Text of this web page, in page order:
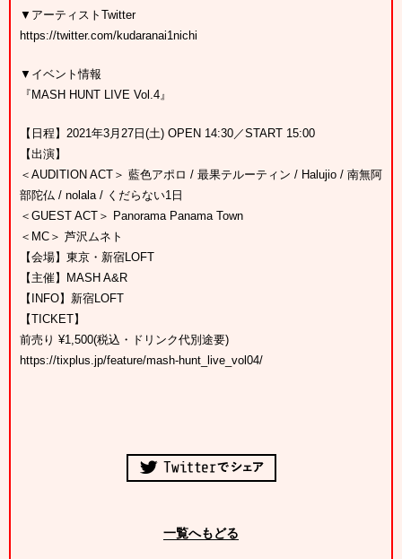
▼アーティストTwitter
https://twitter.com/kudaranai1nichi
▼イベント情報
『MASH HUNT LIVE Vol.4』
【日程】2021年3月27日(土) OPEN 14:30／START 15:00
【出演】
＜AUDITION ACT＞ 藍色アポロ / 最果テルーティン / Halujio / 南無阿
部陀仏 / nolala / くだらない1日
＜GUEST ACT＞ Panorama Panama Town
＜MC＞ 芦沢ムネト
【会場】東京・新宿LOFT
【主催】MASH A&R
【INFO】新宿LOFT
【TICKET】
前売り ¥1,500(税込・ドリンク代別途要)
https://tixplus.jp/feature/mash-hunt_live_vol04/
一覧へもどる